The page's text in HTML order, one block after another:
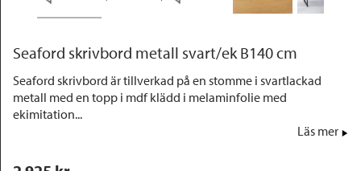
Seaford skrivbord metall svart/ek B140 cm
Seaford skrivbord är tillverkad på en stomme i svartlackad
metall med en topp i mdf klädd i melaminfolie med
ekimitation...
Läs mer